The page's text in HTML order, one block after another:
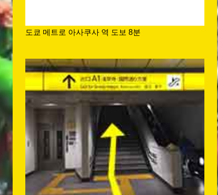
도쿄 메트로 아사쿠사 역 도보 8분